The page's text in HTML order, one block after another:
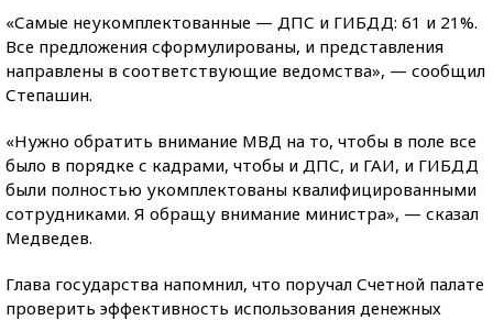
«Самые неукомплектованные — ДПС и ГИБДД: 61 и 21%.
Все предложения сформулированы, и представления
направлены в соответствующие ведомства», — сообщил
Степашин.
«Нужно обратить внимание МВД на то, чтобы в поле все
было в порядке с кадрами, чтобы и ДПС, и ГАИ, и ГИБДД
были полностью укомплектованы квалифицированными
сотрудниками. Я обращу внимание министра», — сказал
Медведев.
Глава государства напомнил, что поручал Счетной палате
проверить эффективность использования денежных